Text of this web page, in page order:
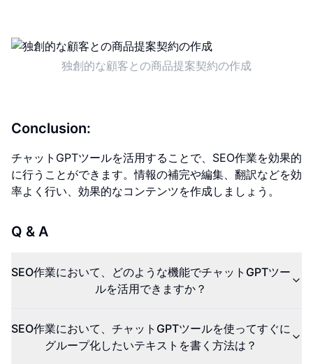
独創的な顧客との商品提案契約の作成
Conclusion:
チャットGPTツールを活用することで、SEO作業を効果的
に行うことができます。情報の補完や編集、翻訳などを効
率よく行い、効果的なコンテンツを作成しましょう。
Q & A
SEO作業において、どのような機能でチャットGPTツー
ルを活用できますか？
SEO作業において、チャットGPTツールを使ってすぐに
グループ化したいテキストを書く方法は？